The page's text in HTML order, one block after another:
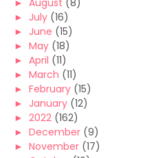
► August (8)
► July (16)
► June (15)
► May (18)
► April (11)
► March (11)
► February (15)
► January (12)
► 2022 (162)
► December (9)
► November (17)